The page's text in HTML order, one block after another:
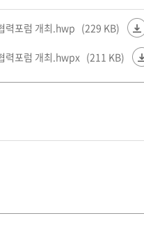
력포럼 개최.hwp (229 KB)
력포럼 개최.hwpx (211 KB)